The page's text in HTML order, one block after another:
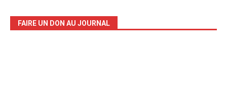
FAIRE UN DON AU JOURNAL